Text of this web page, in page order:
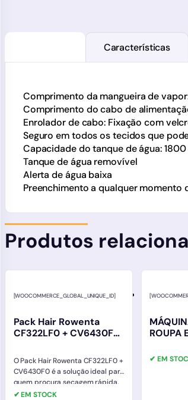
Características
Comprimento da mangueira de
Comprimento do cabo de
Enrolador de cabo: Fixação com
Seguro em todos os tecidos que
Capacidade do tanque de água: 1800
Tanque de água removível
Alerta de água baixa
Preenchimento a qualquer momento
Produtos
[WOOCOMMERCE_GLOBAL_UNIQUE_ID]
Pack Hair Rowenta
CF322LF0 + CV6430F0 |
de Cabelo
O Pack Hair Rowenta CF322LF0 +
CV6430F0 é a solução ideal para
quem procura secagem rápida,
modelação fácil e um…
✔ EM STOCK
ROUPA
✔ EM